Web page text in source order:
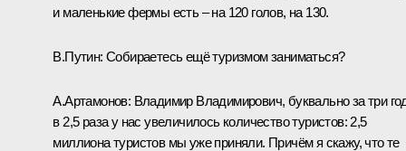
и маленькие фермы есть – на 120 голов, на 130.
В.Путин: Собираетесь ещё туризмом заниматься?
А.Артамонов: Владимир Владимирович, буквально за три
в 2,5 раза у нас увеличилось количество туристов: 2,5
миллиона туристов мы уже приняли. Причём я скажу, что те